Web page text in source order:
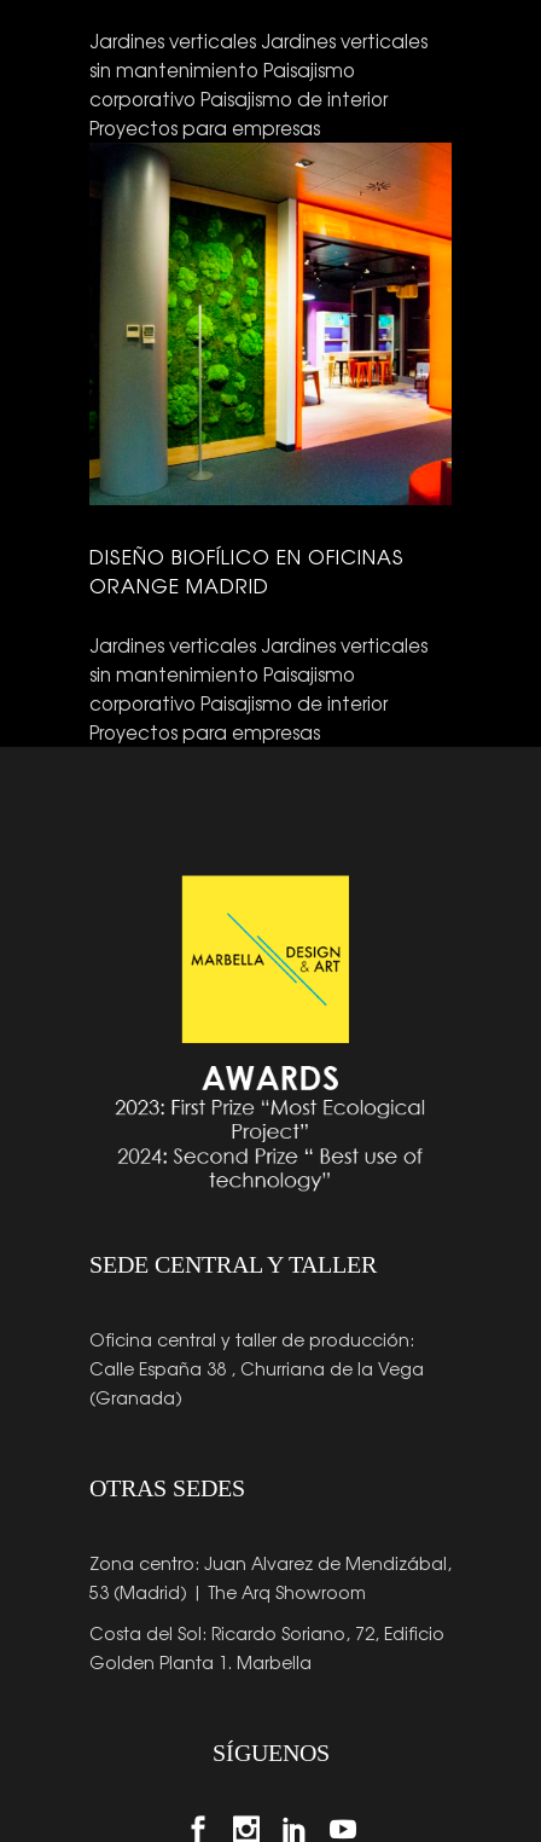
Jardines verticales Jardines verticales
sin mantenimiento Paisajismo
corporativo Paisajismo de interior
Proyectos para empresas
DISEÑO BIOFÍLICO EN OFICINAS
ORANGE MADRID
Jardines verticales Jardines verticales
sin mantenimiento Paisajismo
corporativo Paisajismo de interior
Proyectos para empresas
SEDE CENTRAL Y TALLER
Oficina central y taller de producción:
Calle España 38 , Churriana de la Vega
(Granada)
OTRAS SEDES
Zona centro: Juan Alvarez de Mendizábal,
53 (Madrid) | The Arq Showroom
Costa del Sol: Ricardo Soriano, 72, Edificio
Golden Planta 1. Marbella
SÍGUENOS